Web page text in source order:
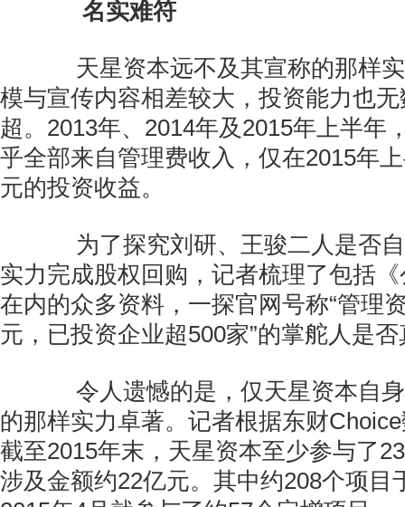
名实难符
天星资本远不及其宣称的那样实
模与宣传内容相差较大，投资能力也
超。2013年、2014年及2015年上半年
乎全部来自管理费收入，仅在2015年
元的投资收益。
为了探究刘研、王骏二人是否自
实力完成股权回购，记者梳理了包括
在内的众多资料，一探官网号称“管理
元，已投资企业超500家”的掌舵人是
令人遗憾的是，仅天星资本自身
的那样实力卓著。记者根据东财
截至2015年末，天星资本至少参与了
涉及金额约22亿元。其中约208个项目